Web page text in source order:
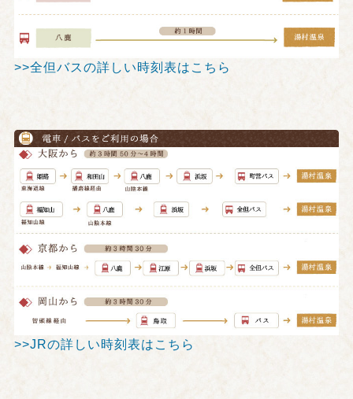
>>全但バスの詳しい時刻表はこちら
>>JRの詳しい時刻表はこちら